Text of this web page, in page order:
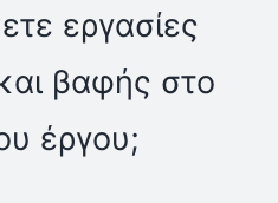
εργασίες
βαφής στο
έργου;